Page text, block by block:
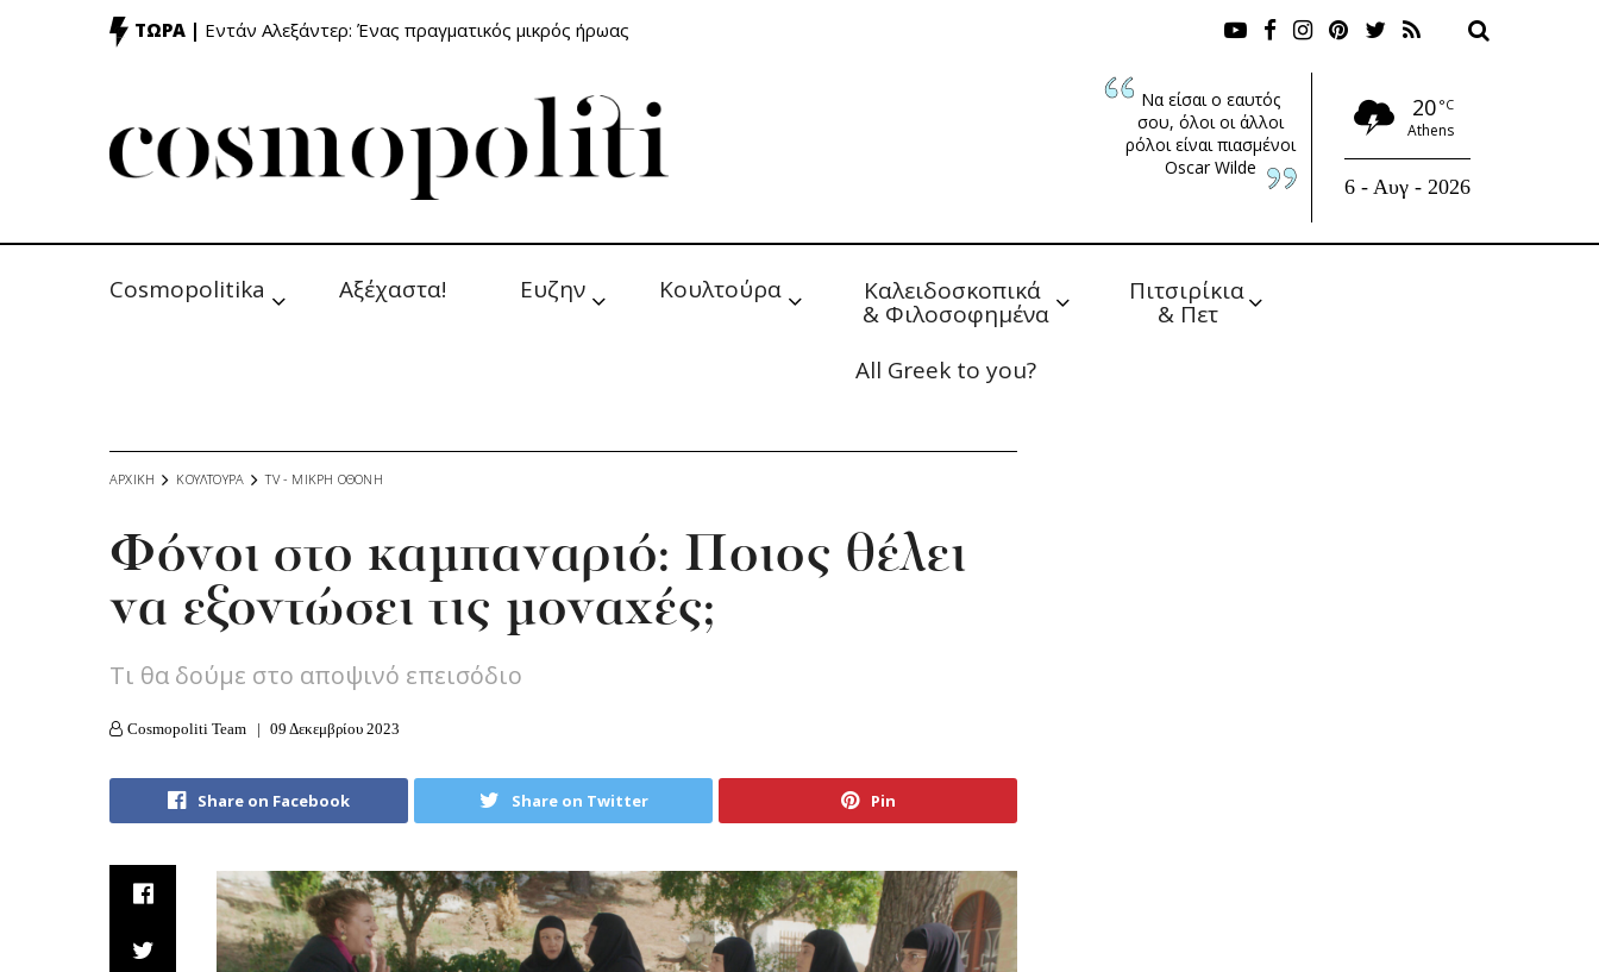
ΤΩΡΑ | Εντάν Αλεξάντερ: Ένας πραγματικός μικρός ήρωας
Να είσαι ο εαυτός
σου, όλοι οι άλλοι
ρόλοι είναι πιασμένοι
Oscar Wilde
20 °C
Athens
6 - Αυγ - 2026
Cosmopolitika Αξέχαστα! Ευζην Κουλτούρα Καλειδοσκοπικά
& Φιλοσοφημένα
Πιτσιρίκια
& Πετ
All Greek to you?
ΑΡΧΙΚΗ ΚΟΥΛΤΟΥΡΑ TV - MΙΚΡΗ ΟΘΟΝΗ
Φόνοι στο καμπαναριό: Ποιος θέλει
να εξοντώσει τις μοναχές;
Τι θα δούμε στο αποψινό επεισόδιο
Cosmopoliti Team 09 Δεκεμβρίου 2023
Share on Facebook Share on Twitter Pin